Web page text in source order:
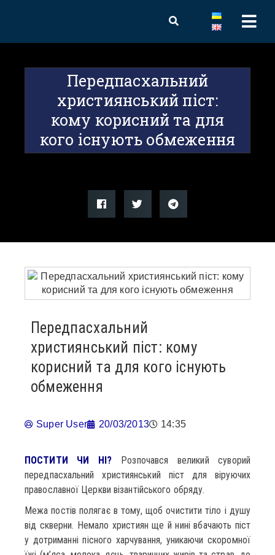
Передпасхальний
християнський піст:
кому корисний та для
кого існують обмеження
Передпасхальний
християнський піст: кому
корисний та для кого існують
обмеження
Super User 20/03/2013 14:35
ПОСТИТИ ЧИ НІ? Розпочався великий суворий
передпасхальний християнський піст для віруючих
православної Церкви візантійського обряду.
Межа постів полягає в тому, щоб очистити тіло і душу
від скверни. Немало християн ще й нині вбачають піст
у дотриманні пісного харчування, уникаючи скоромної